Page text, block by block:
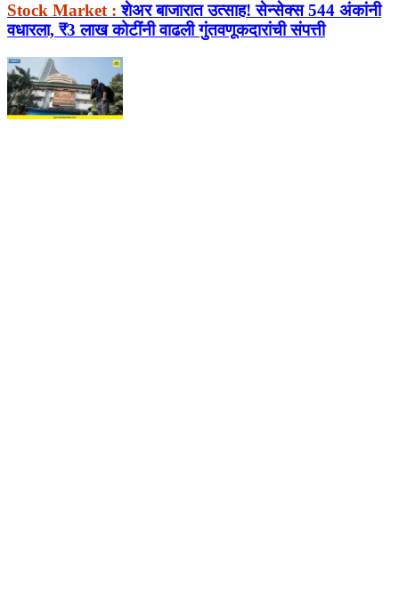
Stock Market : शेअर बाजारात उत्साह! सेन्सेक्स 544 अंकांनी
वधारला, ₹3 लाख कोटींनी वाढली गुंतवणूकदारांची संपत्ती